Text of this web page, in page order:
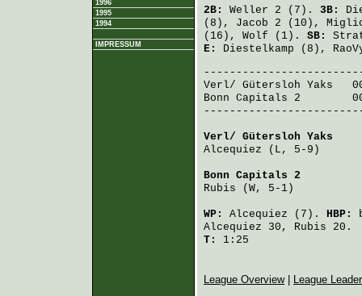
1996
1995
1994
IMPRESSUM
2B: Weller 2 (7). 3B:
(8), Jacob 2 (10),
(16), Wolf (1). SB:
E: Diestelkamp (8),
Verl/ Gütersloh Yaks
Bonn Capitals 2
Verl/ Gütersloh Yaks
Alcequiez (L, 5-9)
Bonn Capitals 2
Rubis (W, 5-1)
WP: Alcequiez (7). HBP:
Alcequiez 30, Rubis 20.
T:
1:25
League Overview| League